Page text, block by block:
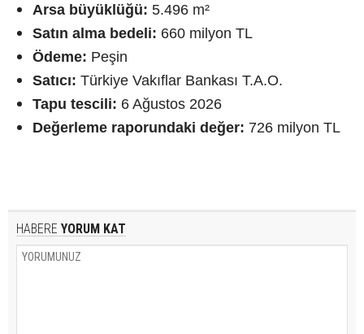
Arsa büyüklüğü: 5.496 m²
Satın alma bedeli: 660 milyon TL
Ödeme: Peşin
Satıcı: Türkiye Vakıflar Bankası T.A.O.
Tapu tescili: 6 Ağustos 2026
Değerleme raporundaki değer: 726 milyon TL
HABERE YORUM KAT